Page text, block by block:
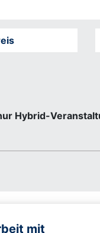
Hybrid-
mit